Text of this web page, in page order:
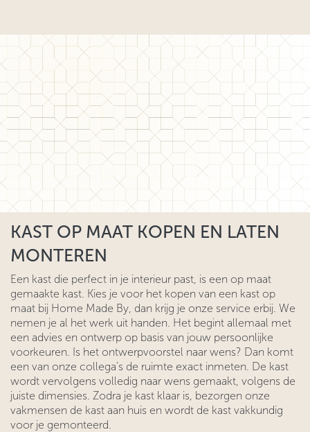
KAST OP MAAT KOPEN EN LATEN
MONTEREN
Een kast die perfect in je interieur past, is een op maat
gemaakte kast. Kies je voor het kopen van een kast op
maat bij Home Made By, dan krijg je onze service erbij. We
nemen je al het werk uit handen. Het begint allemaal met
een advies en ontwerp op basis van jouw persoonlijke
voorkeuren. Is het ontwerpvoorstel naar wens? Dan komt
een van onze collega’s de ruimte exact inmeten. De kast
wordt vervolgens volledig naar wens gemaakt, volgens de
juiste dimensies. Zodra je kast klaar is, bezorgen onze
vakmensen de kast aan huis en wordt de kast vakkundig
voor je gemonteerd.